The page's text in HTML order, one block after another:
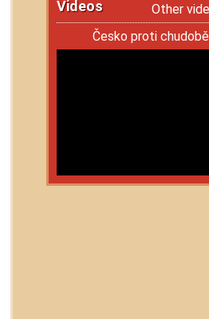
Videos
Other
Česko proti chudobě